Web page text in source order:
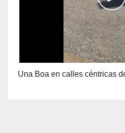
Una Boa en calles céntricas